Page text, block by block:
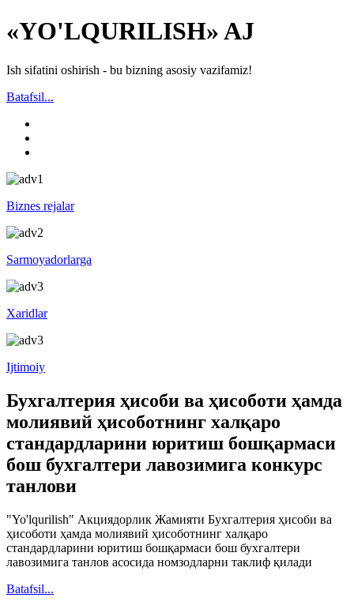
«YO'LQURILISH» AJ
Ish sifatini oshirish - bu bizning asosiy vazifamiz!
Batafsil...
Biznes rejalar
Sarmoyadorlarga
Xaridlar
Ijtimoiy
Бухгалтерия ҳисоби ва ҳисоботи ҳамда
молиявий ҳисоботнинг халқаро
стандардларини юритиш бошқармаси
бош бухгалтери лавозимига конкурс
танлови
"Yo'lqurilish" Акциядорлик Жамияти Бухгалтерия ҳисоби ва
ҳисоботи ҳамда молиявий ҳисоботнинг халқаро
стандардларини юритиш бошқармаси бош бухгалтери
лавозимига танлов асосида номзодларни таклиф қилади
Batafsil...